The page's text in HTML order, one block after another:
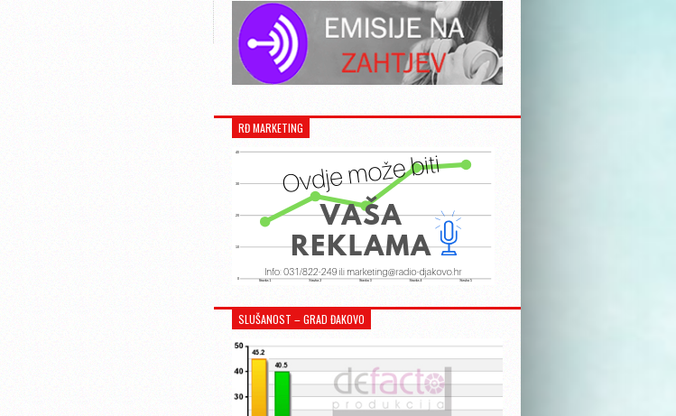
RĐ MARKETING
SLUŠANOST – GRAD ĐAKOVO